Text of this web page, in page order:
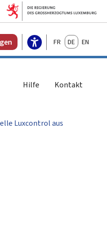
FrançaisDeutschEnglish
Hilfe Kontakt
Luxcontrol aus